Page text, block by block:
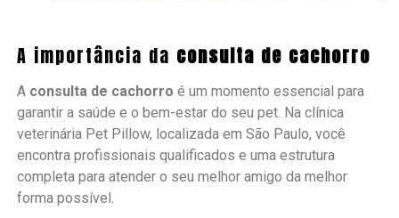
A importância da consulta de cachorro
A consulta de cachorro é um momento essencial para
garantir a saúde e o bem-estar do seu pet. Na clínica
veterinária Pet Pillow, localizada em São Paulo, você
encontra profissionais qualificados e uma estrutura
completa para atender o seu melhor amigo da melhor
forma possível.